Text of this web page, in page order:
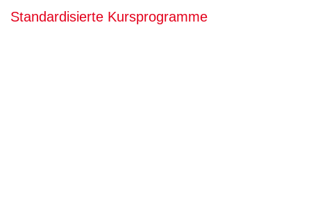
Standardisierte Kursprogramme